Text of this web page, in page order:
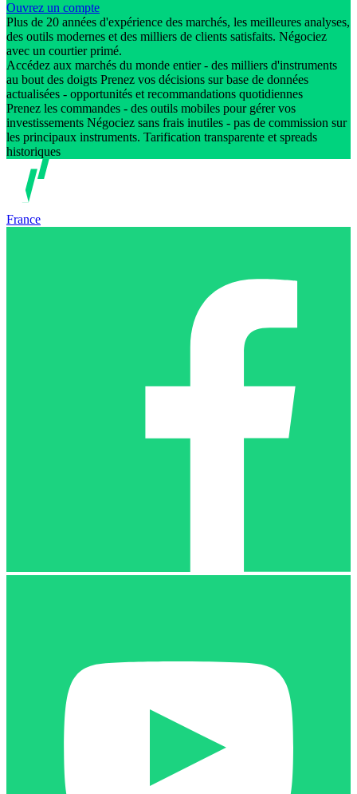
Ouvrez un compte
Plus de 20 années d'expérience des marchés, les meilleures analyses,
des outils modernes et des milliers de clients satisfaits. Négociez
avec un courtier primé.
Accédez aux marchés du monde entier - des milliers d'instruments
au bout des doigts Prenez vos décisions sur base de données
actualisées - opportunités et recommandations quotidiennes
Prenez les commandes - des outils mobiles pour gérer vos
investissements Négociez sans frais inutiles - pas de commission sur
les principaux instruments. Tarification transparente et spreads
historiques
France